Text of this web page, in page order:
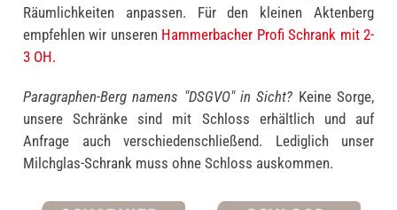
Räumlichkeiten anpassen. Für den kleinen Aktenberg
empfehlen wir unseren Hammerbacher Profi Schrank mit 2-
3 OH.
Paragraphen-Berg namens "DSGVO" in Sicht? Keine Sorge,
unsere Schränke sind mit Schloss erhältlich und auf
Anfrage auch verschiedenschließend. Lediglich unser
Milchglas-Schrank muss ohne Schloss auskommen.